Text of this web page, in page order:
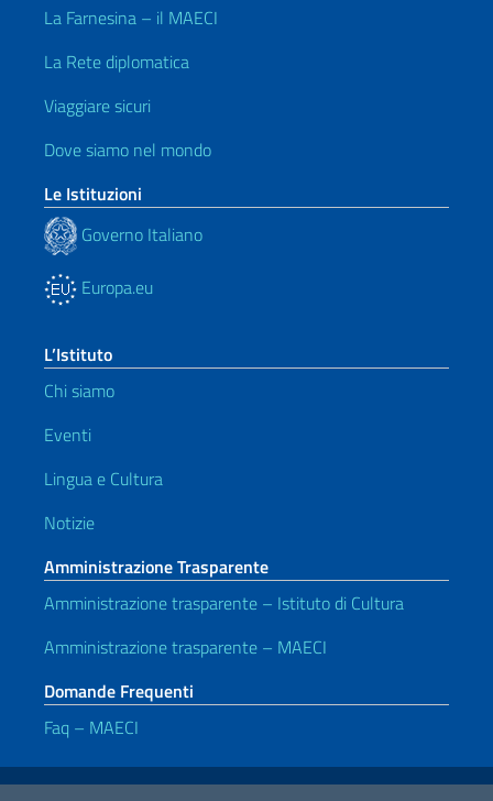
La Farnesina – il MAECI
La Rete diplomatica
Viaggiare sicuri
Dove siamo nel mondo
Le Istituzioni
Governo Italiano
Europa.eu
L’Istituto
Chi siamo
Eventi
Lingua e Cultura
Notizie
Amministrazione Trasparente
Amministrazione trasparente – Istituto di Cultura
Amministrazione trasparente – MAECI
Domande Frequenti
Faq – MAECI
Link Utili